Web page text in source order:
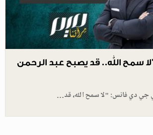
سمح الله.. قد يصبح عبد الرحمن
جي دي فانس: "لا سمح الله، قد…